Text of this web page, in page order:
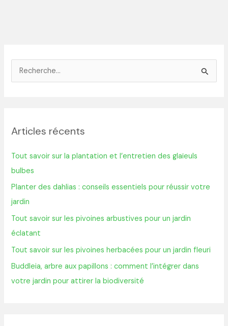
e
c
h
e
r
:
Articles récents
Tout savoir sur la plantation et l’entretien des glaïeuls
bulbes
Planter des dahlias : conseils essentiels pour réussir votre
jardin
Tout savoir sur les pivoines arbustives pour un jardin
éclatant
Tout savoir sur les pivoines herbacées pour un jardin fleuri
Buddleia, arbre aux papillons : comment l’intégrer dans
votre jardin pour attirer la biodiversité